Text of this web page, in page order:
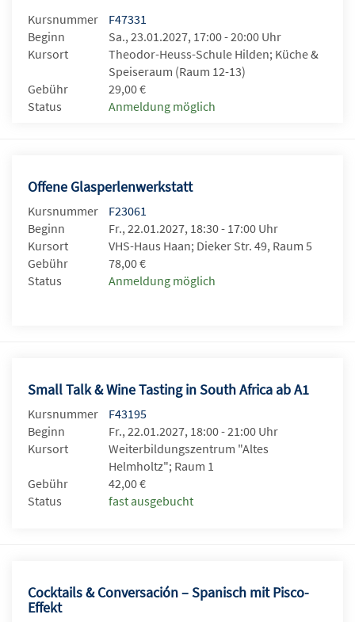
Kursnummer
F47331
Beginn
Sa., 23.01.2027, 17:00 - 20:00 Uhr
Kursort
Theodor-Heuss-Schule Hilden; Küche &
Speiseraum (Raum 12-13)
Gebühr
29,00 €
Status
Anmeldung möglich
Offene Glasperlenwerkstatt
Kursnummer
F23061
Beginn
Fr., 22.01.2027, 18:30 - 17:00 Uhr
Kursort
VHS-Haus Haan; Dieker Str. 49, Raum 5
Gebühr
78,00 €
Status
Anmeldung möglich
Small Talk & Wine Tasting in South Africa ab A1
Kursnummer
F43195
Beginn
Fr., 22.01.2027, 18:00 - 21:00 Uhr
Kursort
Weiterbildungszentrum "Altes
Helmholtz"; Raum 1
Gebühr
42,00 €
Status
fast ausgebucht
Cocktails & Conversación – Spanisch mit Pisco-
Effekt